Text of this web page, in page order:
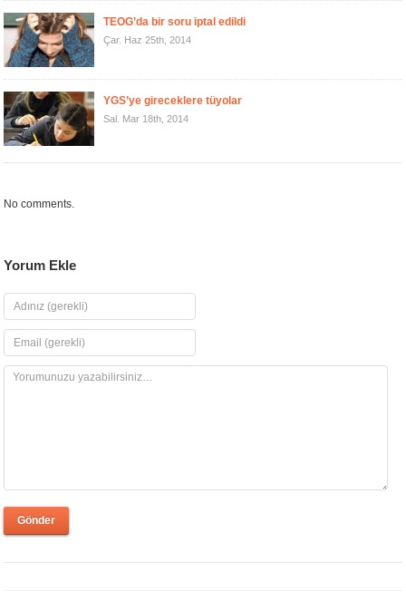
TEOG’da bir soru iptal edildi
Çar. Haz 25th, 2014
YGS’ye gireceklere tüyolar
Sal. Mar 18th, 2014
No comments.
Yorum Ekle
Gönder